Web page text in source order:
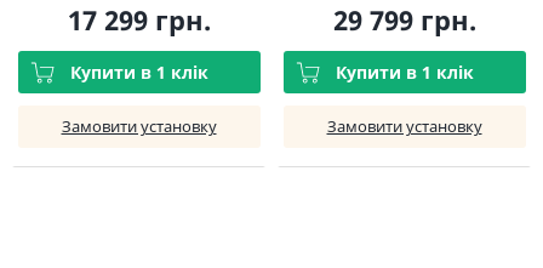
17 299 грн.
Купити в 1 клік
Замовити установку
29 799 грн.
Купити в 1 клік
Замовити установку